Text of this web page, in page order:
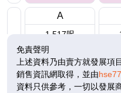
A
1,517呎
4房(2套)
招標
免責聲明
上述資料乃由賣方就發展
銷售資訊網取得，並由
資料只供參考，一切以發展